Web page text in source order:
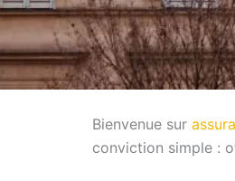
Bienvenue sur
conviction simple :